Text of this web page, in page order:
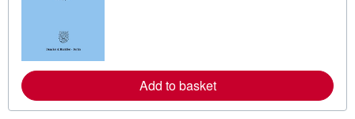
e
b
o
Add to basket